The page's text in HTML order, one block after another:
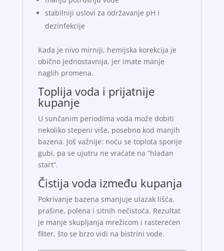
stabilniji uslovi za održavanje pH i
dezinfekcije
Kada je nivo mirniji, hemijska korekcija je
obično jednostavnija, jer imate manje
naglih promena.
Toplija voda i prijatnije
kupanje
U sunčanim periodima voda može dobiti
nekoliko stepeni više, posebno kod manjih
bazena. Još važnije: noću se toplota sporije
gubi, pa se ujutru ne vraćate na “hladan
start”.
Čistija voda između kupanja
Pokrivanje bazena smanjuje ulazak lišća,
prašine, polena i sitnih nečistoća. Rezultat
je manje skupljanja mrežicom i rasterećen
filter, što se brzo vidi na bistrini vode.